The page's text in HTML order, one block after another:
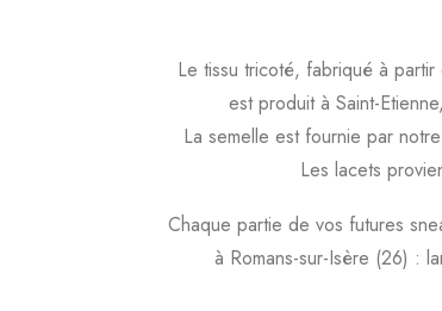
Le tissu tricoté, fabriqué à
est produit à Saint-
La semelle est fournie par
Les lacets
Chaque partie de vos futures
à Romans-sur-Isère (26) :